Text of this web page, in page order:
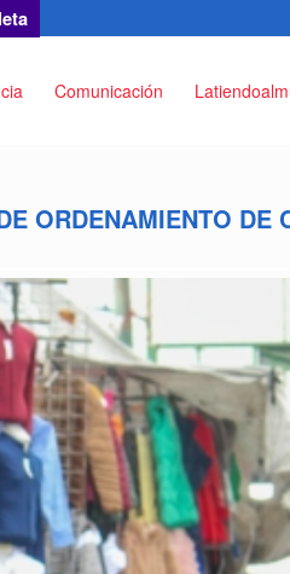
Comunicación
ORDENAMIENTO DE